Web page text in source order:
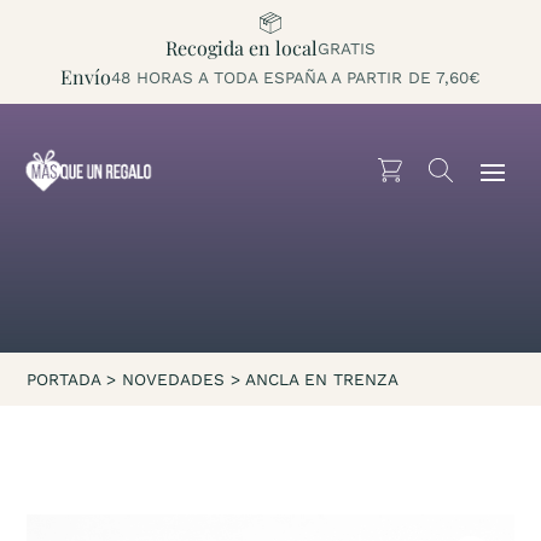
Recogida en localGRATIS
Envío48 HORAS A TODA ESPAÑA A PARTIR DE 7,60€
PORTADA > NOVEDADES > ANCLA EN TRENZA